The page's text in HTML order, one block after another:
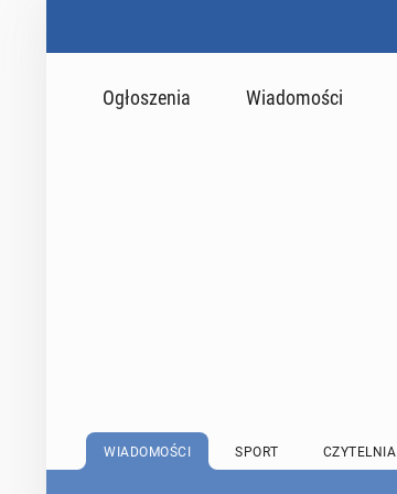
Ogłoszenia Wiadomości
WIADOMOŚCI SPORT CZYTELNIA